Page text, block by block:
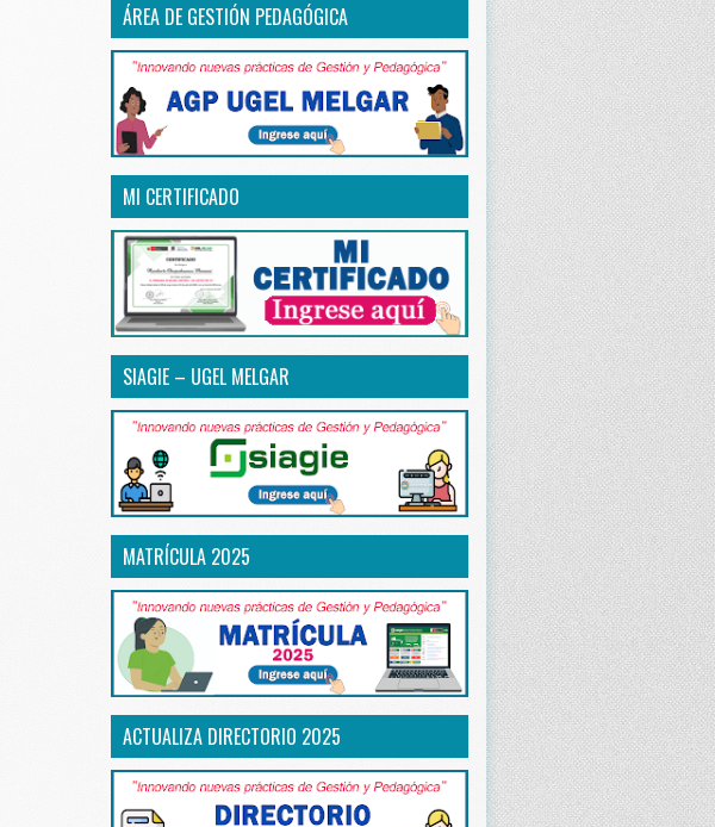
ÁREA DE GESTIÓN PEDAGÓGICA
MI CERTIFICADO
SIAGIE – UGEL MELGAR
MATRÍCULA 2025
ACTUALIZA DIRECTORIO 2025